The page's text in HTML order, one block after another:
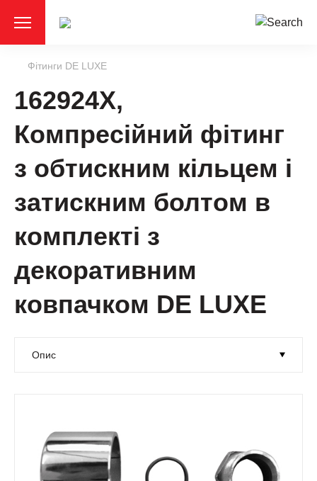
Фітинги DE LUXE
162924X,
Компресійний фітинг
з обтискним кільцем i
затискним болтом в
комплекті з
декоративним
ковпачком DE LUXE